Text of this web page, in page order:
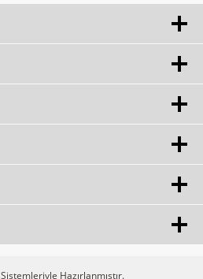
Sistemleriyle Hazırlanmıştır.